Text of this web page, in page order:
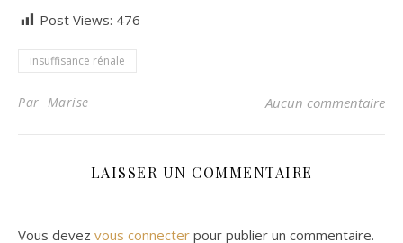
Post Views: 476
insuffisance rénale
Par Marise Aucun commentaire
LAISSER UN COMMENTAIRE
Vous devez vous connecter pour publier un commentaire.